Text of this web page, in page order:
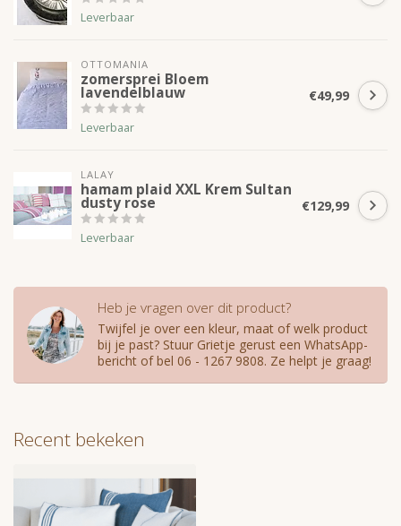
Leverbaar
OTTOMANIA
zomersprei Bloem
lavendelblauw
Leverbaar
€49,99
LALAY
hamam plaid XXL Krem Sultan
dusty rose
Leverbaar
€129,99
Heb je vragen over dit product?
Twijfel je over een kleur, maat of welk product
bij je past? Stuur Grietje gerust een WhatsApp-
bericht of bel 06 - 1267 9808. Ze helpt je graag!
Recent bekeken